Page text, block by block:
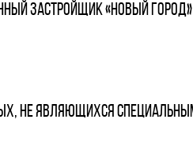
застройщик «Новый
не являющихся